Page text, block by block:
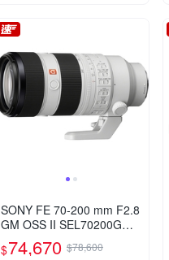
SONY FE 70-200 mm F2.8
GM OSS II SEL70200GM2
(公司貨)
$74,670 $78,600